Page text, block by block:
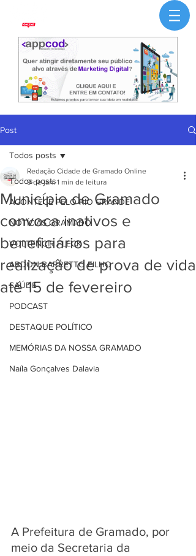
Post
Todos posts
ACONTECE PELO RIO GRANDE
NOTÍCIAS GRAMADO
VOLTENCIR FLECK
ABDON BARRETTO FILHO
SAÚDE
PODCAST
DESTAQUE POLÍTICO
MEMÓRIAS DA NOSSA GRAMADO
Naíla Gonçalves Dalavia
Todos posts
Município de Gramado
convoca inativos e
beneficiários para
realização de prova de vida
até 15 de fevereiro
Redação Cidade de Gramado Online
9 de jan. 1 min de leitura
A Prefeitura de Gramado, por
meio da Secretaria da